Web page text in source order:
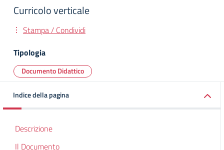
Curricolo verticale
Stampa / Condividi
Tipologia
Documento Didattico
Indice della pagina
Descrizione
Il Documento